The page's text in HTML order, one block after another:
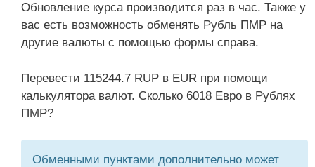
Обновление курса производится раз в час. Также у
вас есть возможность обменять Рубль ПМР на
другие валюты с помощью формы справа.
Перевести 115244.7 RUP в EUR при помощи
калькулятора валют. Сколько 6018 Евро в Рублях
ПМР?
Обменными пунктами дополнительно может